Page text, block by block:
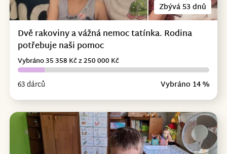
Zbývá 53 dnů
Dvě rakoviny a vážná nemoc tatínka. Rodina
potřebuje naši pomoc
63 dárců Vybráno 14 %
Vybráno 35 358 Kč z 250 000 Kč